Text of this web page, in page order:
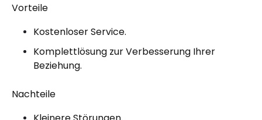
Vorteile
Kostenloser Service.
Komplettlösung zur Verbesserung Ihrer
Beziehung.
Nachteile